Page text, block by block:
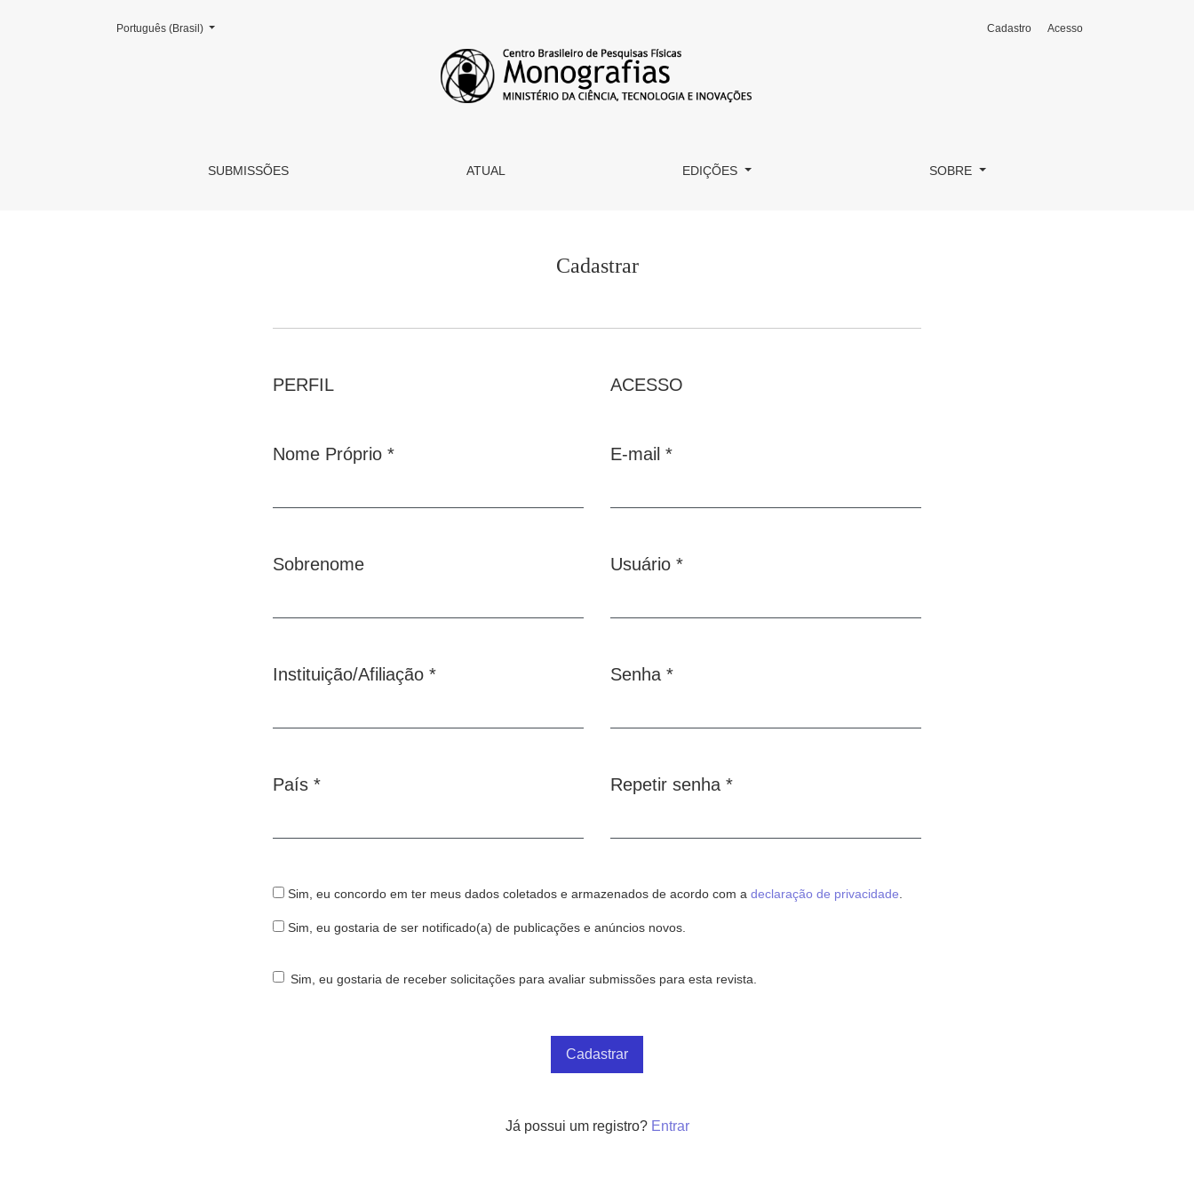
Cadastrar
SUBMISSÕES ATUAL EDIÇÕES SOBRE
Cadastro Acesso
Mudar o idioma. O atual é:
Português (Brasil)
Cadastrar
PERFIL
Nome Próprio *
Sobrenome
Instituição/Afiliação *
País *
ACESSO
E-mail *
Usuário *
Senha *
Repetir senha *
Sim, eu concordo em ter meus dados coletados e armazenados de acordo com a declaração de privacidade.
Sim, eu gostaria de ser notificado(a) de publicações e anúncios novos.
Sim, eu gostaria de receber solicitações para avaliar submissões para esta revista.
Cadastrar
Já possui um registro? Entrar